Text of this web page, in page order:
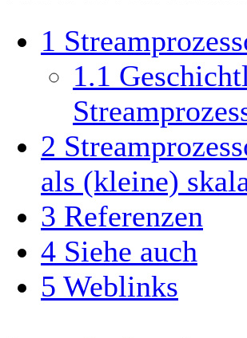
1
1.1
2
als (kleine)
3 Referenzen
4 Siehe auch
5 Weblinks